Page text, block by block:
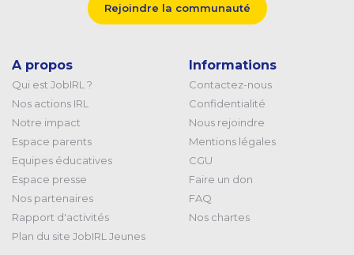
Rejoindre la communauté
A propos
Qui est JobIRL ?
Nos actions IRL
Notre impact
Espace parents
Equipes éducatives
Espace presse
Nos partenaires
Rapport d'activités
Plan du site JobIRL Jeunes
Informations
Contactez-nous
Confidentialité
Nous rejoindre
Mentions légales
CGU
Faire un don
FAQ
Nos chartes